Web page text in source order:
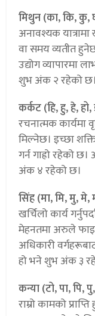
मिथुन (का, कि, कु,
अनावश्यक
वा समय व्यतीत
उद्योग व्यापारमा
शुभ अंक २ रहेको छ।
कर्कट (हि, हु, हे,
रचनात्मक
मिल्नेछ। इच्छा
गर्न गाह्रो रहेको
अंक ४ रहेको छ।
सिंह (मा, मि, मु, मे,
खर्चिलो कार्य
मेहनतमा अरुले
अधिकारी
हो भने शुभ अंक ३
कन्या (टो, पा, पि,
राम्रो कामको